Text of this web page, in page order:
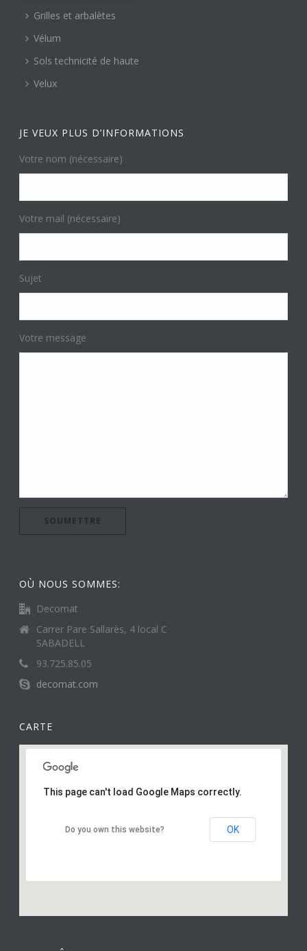
Grilles et arbalètes
Vélum
Sols technicité de haute
Velux
JE VEUX PLUS D’INFORMATIONS
Votre nom (nécessaire)
Votre mail (nécessaire)
Sujet
Votre message
OÙ NOUS SOMMES:
Decomat
Carrer Pare Sallarès, 4 local C
SABADELL
93.725.85.05
decomat.com
CARTE
This page can't load Google Maps correctly.
Do you own this website? OK